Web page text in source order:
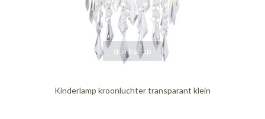
quickshop
Kinderlamp kroonluchter transparant klein